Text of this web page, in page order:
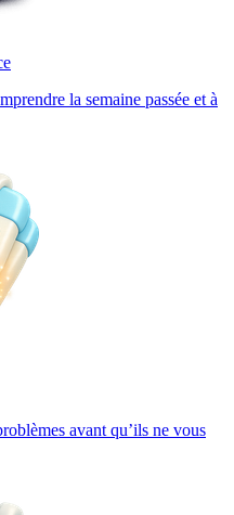
la semaine passée et à
avant qu’ils ne vous